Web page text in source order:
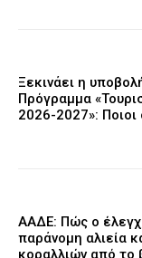
Ξεκινάει η
Πρόγραμμα
2026-2027»: Ποιοι
ΑΑΔΕ: Πώς ο
παράνομη αλιεία
κοραλλιών από το